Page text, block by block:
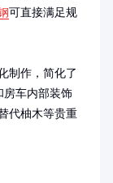
可直接满足规
制作，简化了
房车内部装饰
代柚木等贵重